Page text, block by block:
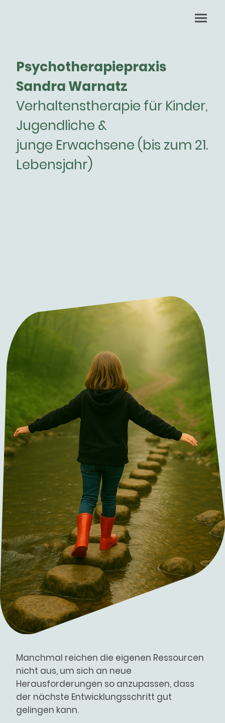
Psychotherapiepraxis
Sandra Warnatz
Verhaltenstherapie für Kinder,
Jugendliche &
junge Erwachsene (bis zum 21.
Lebensjahr)
Manchmal reichen die eigenen Ressourcen
nicht aus, um sich an neue
Herausforderungen so anzupassen, dass
der nächste Entwicklungsschritt gut
gelingen kann.